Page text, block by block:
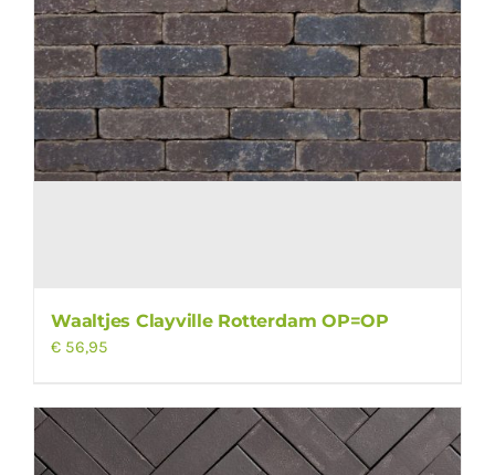
Waaltjes Clayville Rotterdam OP=OP
€ 56,95